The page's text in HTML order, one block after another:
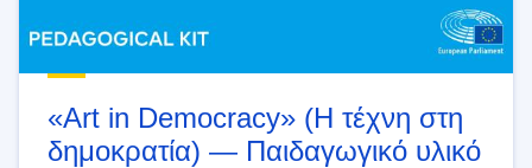
«Art in Democracy» (Η τέχνη στη
δημοκρατία) — Παιδαγωγικό υλικό